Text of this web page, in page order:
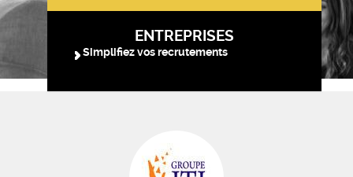
ENTREPRISES
Simplifiez vos recrutements